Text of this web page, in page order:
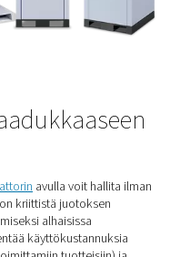
juotostyössä vaikuttaa
ikkuna, sillä
sillä säästöt
typen tuotanto paikan
ja resursseja.